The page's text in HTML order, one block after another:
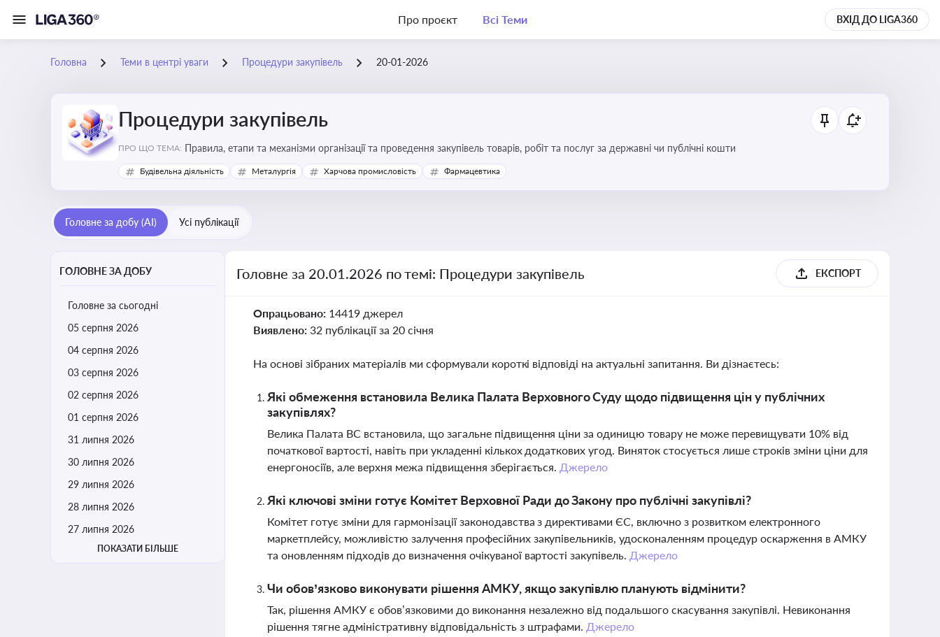
Про проєкт Всі Теми ВХІД ДО LIGA360
Головна Теми в центрі уваги Процедури закупівель 20-01-2026
Процедури закупівель
ПРО ЩО ТЕМА: Правила, етапи та механізми організації та проведення закупівель товарів, робіт та послуг за державні чи публічні кошти
Будівельна діяльність Металургія Харчова промисловість Фармацевтика
Головне за добу (AI) Усі публікації
ГОЛОВНЕ ЗА ДОБУ
Головне за сьогодні
05 серпня 2026
04 серпня 2026
03 серпня 2026
02 серпня 2026
01 серпня 2026
31 липня 2026
30 липня 2026
29 липня 2026
28 липня 2026
27 липня 2026
ПОКАЗАТИ БІЛЬШЕ
Головне за 20.01.2026 по темі: Процедури закупівель ЕКСПОРТ
Опрацьовано: 14419 джерел
Виявлено: 32 публікації за 20 січня
На основі зібраних матеріалів ми сформували короткі відповіді на актуальні запитання. Ви дізнаєтесь:
Які обмеження встановила Велика Палата Верховного Суду щодо підвищення цін у публічних
закупівлях?
Велика Палата ВС встановила, що загальне підвищення ціни за одиницю товару не може перевищувати 10% від
початкової вартості, навіть при укладенні кількох додаткових угод. Виняток стосується лише строків зміни ціни для
енергоносіїв, але верхня межа підвищення зберігається. Джерело
Які ключові зміни готує Комітет Верховної Ради до Закону про публічні закупівлі?
Комітет готує зміни для гармонізації законодавства з директивами ЄС, включно з розвитком електронного
маркетплейсу, можливістю залучення професійних закупівельників, удосконаленням процедур оскарження в АМКУ
та оновленням підходів до визначення очікуваної вартості закупівель. Джерело
Чи обов’язково виконувати рішення АМКУ, якщо закупівлю планують відмінити?
Так, рішення АМКУ є обов’язковими до виконання незалежно від подальшого скасування закупівлі. Невиконання
рішення тягне адміністративну відповідальність з штрафами. Джерело